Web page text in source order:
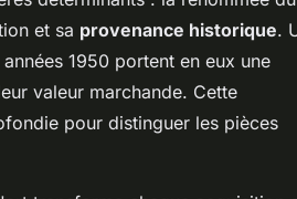
et sa provenance historique.
1950 portent en eux une
valeur marchande. Cette
pour distinguer les pièces